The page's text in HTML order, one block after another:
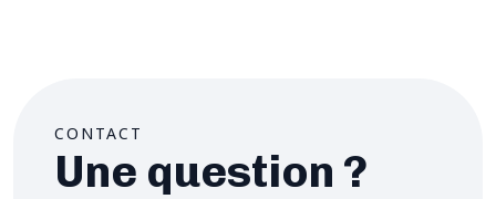
CONTACT
Une question ?